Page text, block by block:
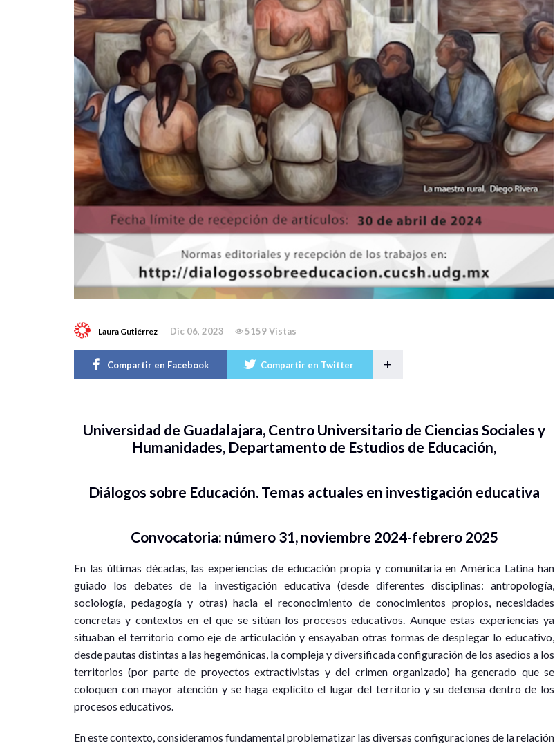
Laura Gutiérrez Dic 06, 2023 5159 Vistas
Compartir en Facebook Compartir en Twitter +
Universidad de Guadalajara, Centro Universitario de Ciencias Sociales y
Humanidades, Departamento de Estudios de Educación,
Diálogos sobre Educación. Temas actuales en investigación educativa
Convocatoria: número 31, noviembre 2024-febrero 2025
En las últimas décadas, las experiencias de educación propia y comunitaria en América Latina han
guiado los debates de la investigación educativa (desde diferentes disciplinas: antropología,
sociología, pedagogía y otras) hacia el reconocimiento de conocimientos propios, necesidades
concretas y contextos en el que se sitúan los procesos educativos. Aunque estas experiencias ya
situaban el territorio como eje de articulación y ensayaban otras formas de desplegar lo educativo,
desde pautas distintas a las hegemónicas, la compleja y diversificada configuración de los asedios a los
territorios (por parte de proyectos extractivistas y del crimen organizado) ha generado que se
coloquen con mayor atención y se haga explícito el lugar del territorio y su defensa dentro de los
procesos educativos.
En este contexto, consideramos fundamental problematizar las diversas configuraciones de la relación